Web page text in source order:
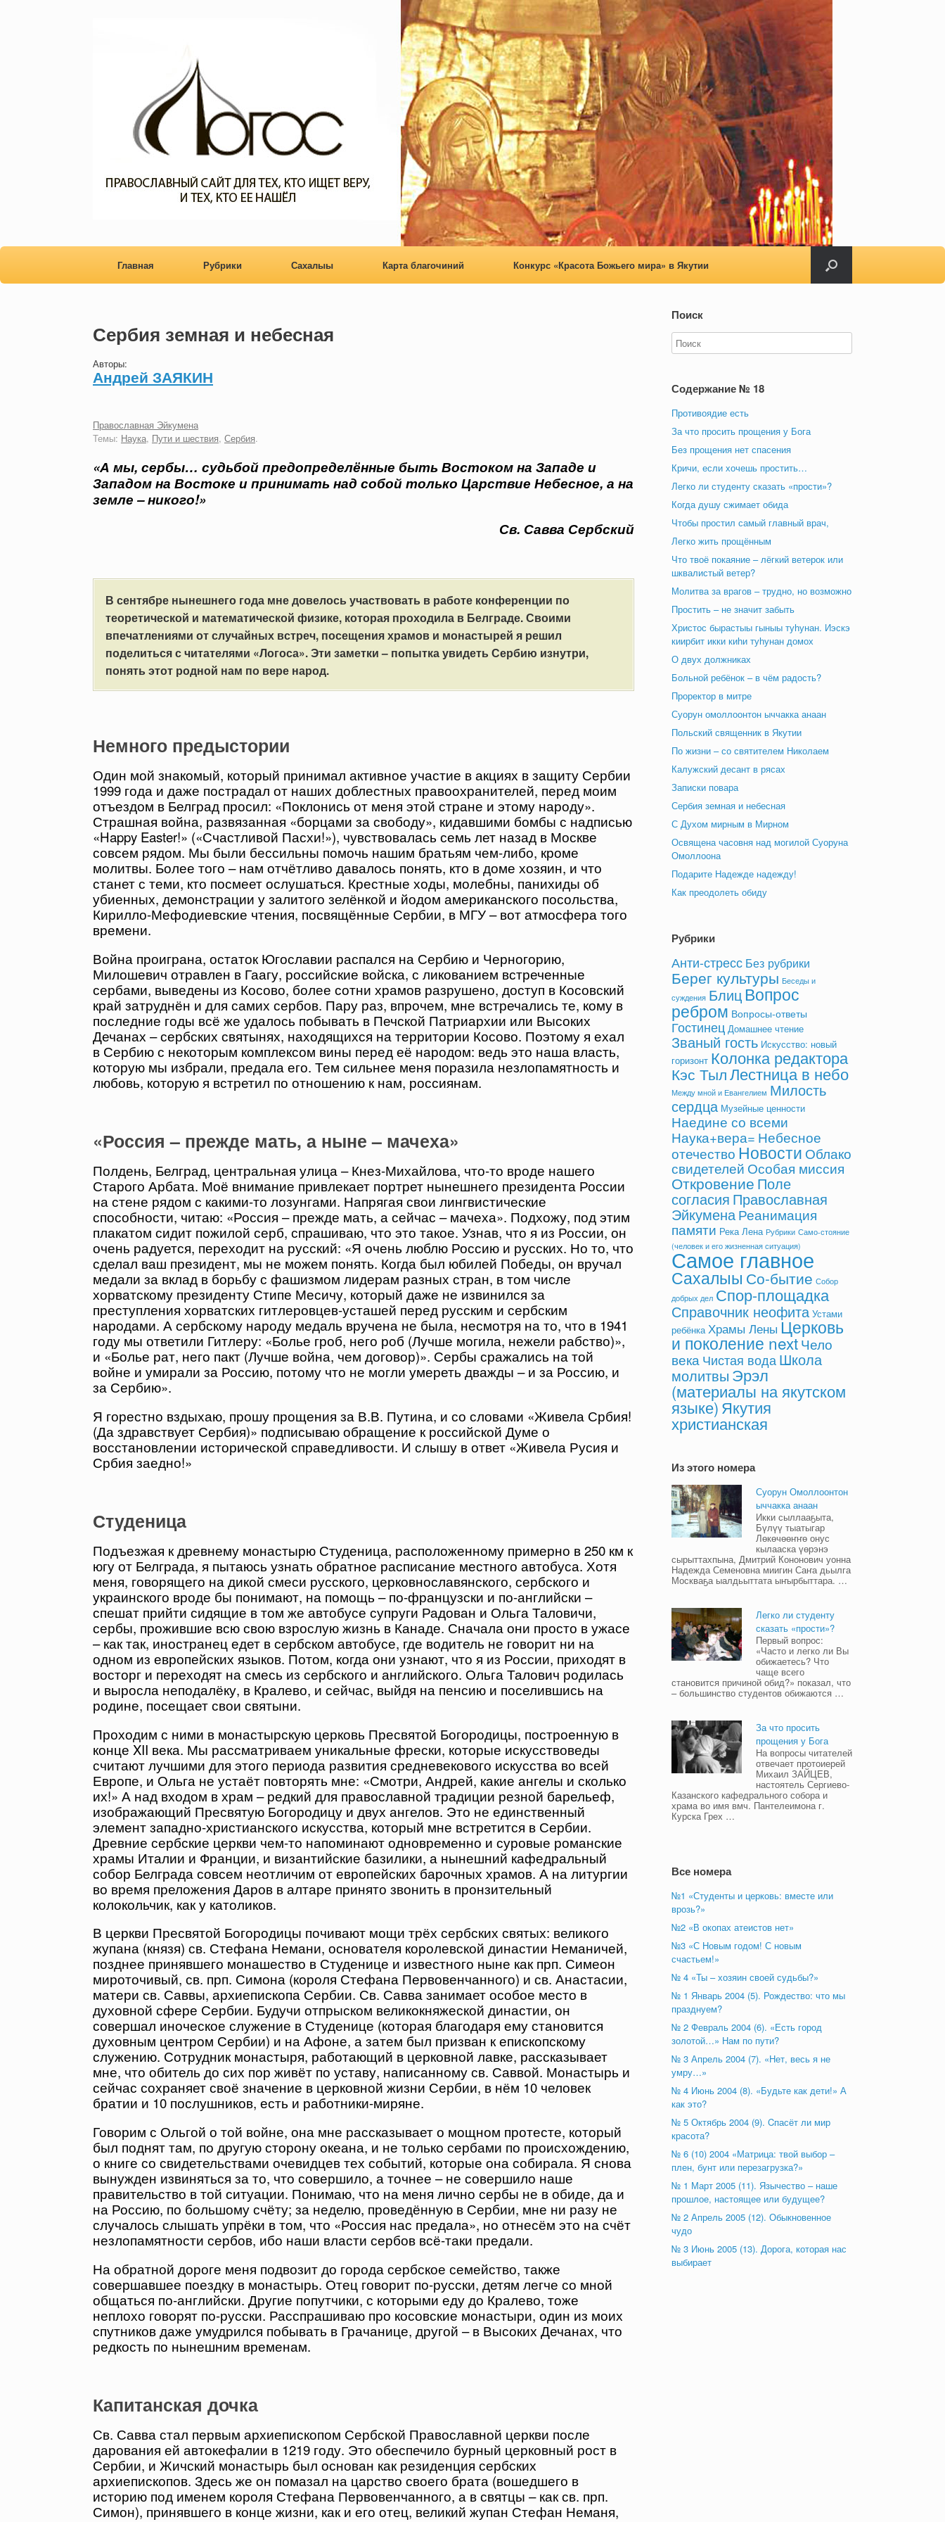
Главная Рубрики Сахалыы Карта благочиний Конкурс «Красота Божьего мира» в Якутии
Сербия земная и небесная
Авторы:
Андрей ЗАЯКИН
Православная Эйкумена
Темы: Наука, Пути и шествия, Сербия.
«А мы, сербы… судьбой предопределённые быть Востоком на Западе и
Западом на Востоке и принимать над собой только Царствие Небесное, а на
земле – никого!»
Св. Савва Сербский
В сентябре нынешнего года мне довелось участвовать в работе конференции по
теоретической и математической физике, которая проходила в Белграде. Своими
впечатлениями от случайных встреч, посещения храмов и монастырей я решил
поделиться с читателями «Логоса». Эти заметки – попытка увидеть Сербию изнутри,
понять этот родной нам по вере народ.
Немного предыстории
Один мой знакомый, который принимал активное участие в акциях в защиту Сербии
1999 года и даже пострадал от наших доблестных правоохранителей, перед моим
отъездом в Белград просил: «Поклонись от меня этой стране и этому народу».
Страшная война, развязанная «борцами за свободу», кидавшими бомбы с надписью
«Happy Easter!» («Счастливой Пасхи!»), чувствовалась семь лет назад в Москве
совсем рядом. Мы были бессильны помочь нашим братьям чем-либо, кроме
молитвы. Более того – нам отчётливо давалось понять, кто в доме хозяин, и что
станет с теми, кто посмеет ослушаться. Крестные ходы, молебны, панихиды об
убиенных, демонстрации у залитого зелёнкой и йодом американского посольства,
Кирилло-Мефодиевские чтения, посвящённые Сербии, в МГУ – вот атмосфера того
времени.
Война проиграна, остаток Югославии распался на Сербию и Черногорию,
Милошевич отравлен в Гаагу, российские войска, с ликованием встреченные
сербами, выведены из Косово, более сотни храмов разрушено, доступ в Косовский
край затруднён и для самих сербов. Пару раз, впрочем, мне встречались те, кому в
последние годы всё же удалось побывать в Печской Патриархии или Высоких
Дечанах – сербских святынях, находящихся на территории Косово. Поэтому я ехал
в Сербию с некоторым комплексом вины перед её народом: ведь это наша власть,
которую мы избрали, предала его. Тем сильнее меня поразила незлопамятность и
любовь, которую я встретил по отношению к нам, россиянам.
«Россия – прежде мать, а ныне – мачеха»
Полдень, Белград, центральная улица – Кнез-Михайлова, что-то вроде нашего
Старого Арбата. Моё внимание привлекает портрет нынешнего президента России
на стене рядом с какими-то лозунгами. Напрягая свои лингвистические
способности, читаю: «Россия – прежде мать, а сейчас – мачеха». Подхожу, под этим
плакатом сидит пожилой серб, спрашиваю, что это такое. Узнав, что я из России, он
очень радуется, переходит на русский: «Я очень люблю Россию и русских. Но то, что
сделал ваш президент, мы не можем понять. Когда был юбилей Победы, он вручал
медали за вклад в борьбу с фашизмом лидерам разных стран, в том числе
хорватскому президенту Стипе Месичу, который даже не извинился за
преступления хорватских гитлеровцев-усташей перед русским и сербским
народами. А сербскому народу медаль вручена не была, несмотря на то, что в 1941
году мы ответили Гитлеру: «Болье гроб, него роб (Лучше могила, нежели рабство)»,
и «Болье рат, него пакт (Лучше война, чем договор)». Сербы сражались на той
войне и умирали за Россию, потому что не могли умереть дважды – и за Россию, и
за Сербию».
Я горестно вздыхаю, прошу прощения за В.В. Путина, и со словами «Живела Србия!
(Да здравствует Сербия)» подписываю обращение к российской Думе о
восстановлении исторической справедливости. И слышу в ответ «Живела Русия и
Србия заедно!»
Студеница
Подъезжая к древнему монастырю Студеница, расположенному примерно в 250 км к
югу от Белграда, я пытаюсь узнать обратное расписание местного автобуса. Хотя
меня, говорящего на дикой смеси русского, церковнославянского, сербского и
украинского вроде бы понимают, на помощь – по-французски и по-английски –
спешат прийти сидящие в том же автобусе супруги Радован и Ольга Таловичи,
сербы, прожившие всю свою взрослую жизнь в Канаде. Сначала они просто в ужасе
– как так, иностранец едет в сербском автобусе, где водитель не говорит ни на
одном из европейских языков. Потом, когда они узнают, что я из России, приходят в
восторг и переходят на смесь из сербского и английского. Ольга Талович родилась
и выросла неподалёку, в Кралево, и сейчас, выйдя на пенсию и поселившись на
родине, посещает свои святыни.
Проходим с ними в монастырскую церковь Пресвятой Богородицы, построенную в
конце XII века. Мы рассматриваем уникальные фрески, которые искусствоведы
считают лучшими для этого периода развития средневекового искусства во всей
Европе, и Ольга не устаёт повторять мне: «Смотри, Андрей, какие ангелы и сколько
их!» А над входом в храм – редкий для православной традиции резной барельеф,
изображающий Пресвятую Богородицу и двух ангелов. Это не единственный
элемент западно-христианского искусства, который мне встретится в Сербии.
Древние сербские церкви чем-то напоминают одновременно и суровые романские
храмы Италии и Франции, и византийские базилики, а нынешний кафедральный
собор Белграда совсем неотличим от европейских барочных храмов. А на литургии
во время преложения Даров в алтаре принято звонить в пронзительный
колокольчик, как у католиков.
В церкви Пресвятой Богородицы почивают мощи трёх сербских святых: великого
жупана (князя) св. Стефана Немани, основателя королевской династии Неманичей,
позднее принявшего монашество в Студенице и известного ныне как прп. Симеон
мироточивый, св. прп. Симона (короля Стефана Первовенчанного) и св. Анастасии,
матери св. Саввы, архиепископа Сербии. Св. Савва занимает особое место в
духовной сфере Сербии. Будучи отпрыском великокняжеской династии, он
совершал иноческое служение в Студенице (которая благодаря ему становится
духовным центром Сербии) и на Афоне, а затем был призван к епископскому
служению. Сотрудник монастыря, работающий в церковной лавке, рассказывает
мне, что обитель до сих пор живёт по уставу, написанному св. Саввой. Монастырь и
сейчас сохраняет своё значение в церковной жизни Сербии, в нём 10 человек
братии и 10 послушников, есть и работники-миряне.
Говорим с Ольгой о той войне, она мне рассказывает о мощном протесте, который
был поднят там, по другую сторону океана, и не только сербами по происхождению,
о книге со свидетельствами очевидцев тех событий, которые она собирала. Я снова
вынужден извиняться за то, что совершило, а точнее – не совершило наше
правительство в той ситуации. Понимаю, что на меня лично сербы не в обиде, да и
на Россию, по большому счёту; за неделю, проведённую в Сербии, мне ни разу не
случалось слышать упрёки в том, что «Россия нас предала», но отнесём это на счёт
незлопамятности сербов, ибо наши власти сербов всё-таки предали.
На обратной дороге меня подвозит до города сербское семейство, также
совершавшее поездку в монастырь. Отец говорит по-русски, детям легче со мной
общаться по-английски. Другие попутчики, с которыми еду до Кралево, тоже
неплохо говорят по-русски. Расспрашиваю про косовские монастыри, один из моих
спутников даже умудрился побывать в Грачанице, другой – в Высоких Дечанах, что
редкость по нынешним временам.
Капитанская дочка
Св. Савва стал первым архиепископом Сербской Православной церкви после
дарования ей автокефалии в 1219 году. Это обеспечило бурный церковный рост в
Сербии, и Жичский монастырь был основан как резиденция сербских
архиепископов. Здесь же он помазал на царство своего брата (вошедшего в
историю под именем короля Стефана Первовенчанного, а в святцы – как св. прп.
Симон), принявшего в конце жизни, как и его отец, великий жупан Стефан Неманя,
Поиск
Содержание № 18
Противоядие есть
За что просить прощения у Бога
Без прощения нет спасения
Кричи, если хочешь простить…
Легко ли студенту сказать «прости»?
Когда душу сжимает обида
Чтобы простил самый главный врач,
Легко жить прощённым
Что твоё покаяние – лёгкий ветерок или
шквалистый ветер?
Молитва за врагов – трудно, но возможно
Простить – не значит забыть
Христос бырастыы гыныы туһунан. Иэскэ
киирбит икки киһи туһунан домох
О двух должниках
Больной ребёнок – в чём радость?
Проректор в митре
Суорун омоллоонтон ыччакка анаан
Польский священник в Якутии
По жизни – со святителем Николаем
Калужский десант в рясах
Записки повара
Сербия земная и небесная
С Духом мирным в Мирном
Освящена часовня над могилой Суоруна
Омоллоона
Подарите Надежде надежду!
Как преодолеть обиду
Рубрики
Анти-стресс Без рубрики
Берег культуры Беседы и
суждения БлицВопрос
ребром Вопросы-ответы
Гостинец Домашнее чтение
Званый гость Искусство: новый
горизонт Колонка редактора
Кэс ТылЛестница в небо
Между мной и Евангелием Милость
сердца Музейные ценности
Наедине со всеми
Наука+вера= Небесное
отечество Новости Облако
свидетелей Особая миссия
Откровение Поле
согласия Православная
ЭйкуменаРеанимация
памяти Река Лена Рубрики Само-стояние
(человек и его жизненная ситуация)
Самое главное
Сахалыы Со-бытие Собор
добрых дел Спор-площадка
Справочник неофита Устами
ребёнка Храмы Лены Церковь
и поколение nextЧело
векаЧистая вода Школа
молитвы Эрэл
(материалы на якутском
языке)Якутия
христианская
Из этого номера
Суорун Омоллоонтон
ыччакка анаан
Икки сыллааҕыта,
Бүлүү тыатыгар
Лөкөчөөҥҥө онус
кылааска үөрэнэ
сырыттахпына, Дмитрий Кононович уонна
Надежда Семеновна миигин Саҥа дьылга
Москваҕа ыалдьыттата ыҥырбыттара. …
Легко ли студенту
сказать «прости»?
Первый вопрос:
«Часто и легко ли Вы
обижаетесь? Что
чаще всего
становится причиной обид?» показал, что
– большинство студентов обижаются …
За что просить
прощения у Бога
На вопросы читателей
отвечает протоиерей
Михаил ЗАЙЦЕВ,
настоятель Сергиево-
Казанского кафедрального собора и
храма во имя вмч. Пантелеимона г.
Курска Грех …
Все номера
№1 «Студенты и церковь: вместе или
врозь?»
№2 «В окопах атеистов нет»
№3 «С Новым годом! С новым
счастьем!»
№ 4 «Ты – хозяин своей судьбы?»
№ 1 Январь 2004 (5). Рождество: что мы
празднуем?
№ 2 Февраль 2004 (6). «Есть город
золотой…» Нам по пути?
№ 3 Апрель 2004 (7). «Нет, весь я не
умру…»
№ 4 Июнь 2004 (8). «Будьте как дети!» А
как это?
№ 5 Октябрь 2004 (9). Cпасёт ли мир
красота?
№ 6 (10) 2004 «Матрица: твой выбор –
плен, бунт или перезагрузка?»
№ 1 Март 2005 (11). Язычество – наше
прошлое, настоящее или будущее?
№ 2 Апрель 2005 (12). Обыкновенное
чудо
№ 3 Июнь 2005 (13). Дорога, которая нас
выбирает